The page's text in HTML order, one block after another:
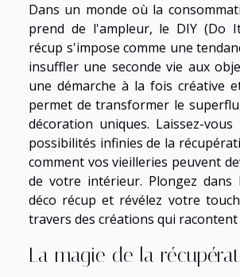
Dans un monde où la
prend de l'ampleur, le DIY (Do
récup s'impose comme une
insuffler une seconde vie aux
une démarche à la fois créative
permet de transformer le
décoration uniques. Laissez-
possibilités infinies de la
comment vos vieilleries peuvent
de votre intérieur. Plongez dans
déco récup et révélez votre
travers des créations qui
La magie de la